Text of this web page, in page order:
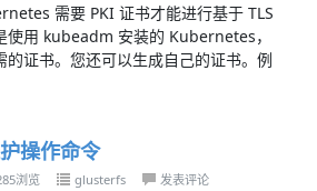
需要 PKI 证书才能进行基于 TLS
使用 kubeadm 安装的 Kubernetes，
的证书。您还可以生成自己的证书。例
操作命令
浏览 glusterfs 发表评论